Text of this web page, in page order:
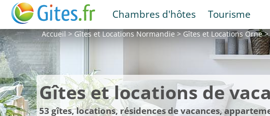
Chambres d'hôtes Tourisme
Accueil>Gîtes et LocationsNormandie>Gîtes et Locations Orne>
Gîtes et locations de
53gîtes, locations, résidences de vacances,